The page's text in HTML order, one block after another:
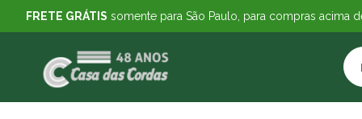
FRETE GRÁTIS somente para São Paulo, para compras acima